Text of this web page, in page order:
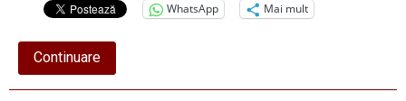
WhatsApp
Mai mult
Continuareabout
Incredibil!
Visul